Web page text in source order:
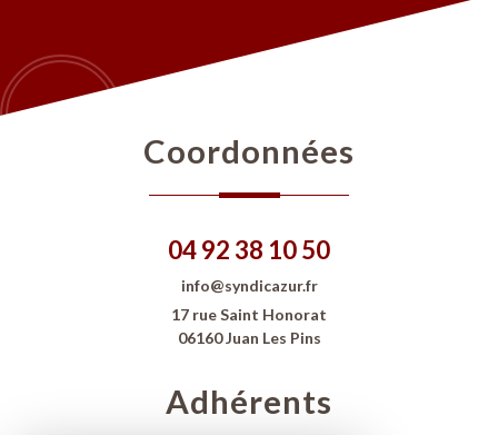
coordonnées
04 92 38 10 50
info@syndicazur.fr
17 rue Saint Honorat
06160 Juan Les Pins
adhérents